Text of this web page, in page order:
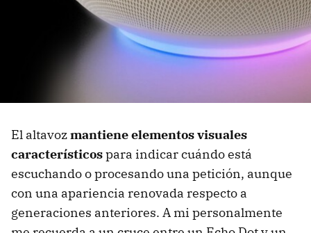
El altavozmantiene elementos visuales
característicospara indicar cuándo está
escuchando o procesando una petición, aunque
con una apariencia renovada respecto a
generaciones anteriores. A mi personalmente